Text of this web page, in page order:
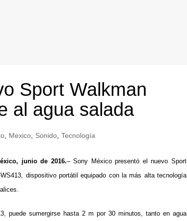
Sport Walkman
al agua salada
, Mexico, Sonido, Tecnología
junio de 2016.– Sony México presentó el nuevo Sport
dispositivo portátil equipado con la más alta tecnología
puede sumergirse hasta 2 m por 30 minutos, tanto en agua